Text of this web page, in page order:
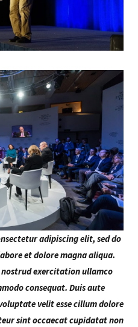
adipiscing elit, sed do
et dolore magna aliqua.
nostrud exercitation ullamco
consequat. Duis aute
velit esse cillum dolore
sint occaecat cupidatat non